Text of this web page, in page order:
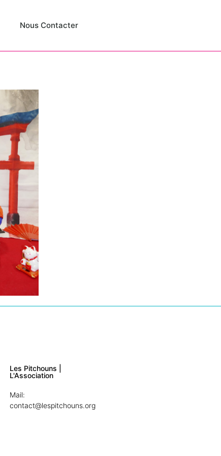
Nous Contacter
Les Pitchouns |
L'Association
Mail:
contact@lespitchouns.org